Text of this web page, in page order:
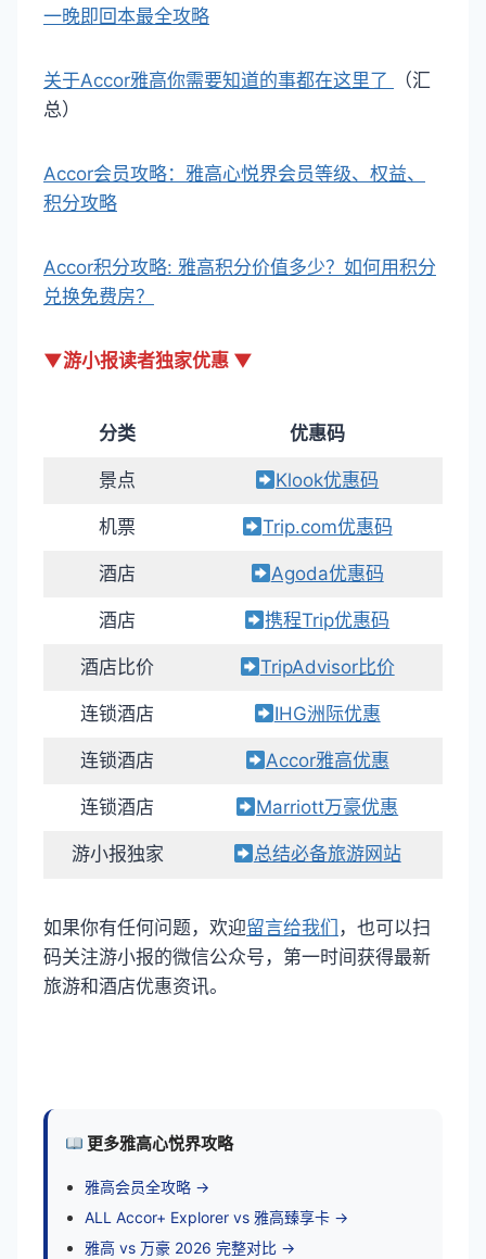
一晚即回本最全攻略
关于Accor雅高你需要知道的事都在这里了
（汇
总）
Accor会员攻略：雅高心悦界会员等级、权益、
积分攻略
Accor积分攻略: 雅高积分价值多少？如何用积分
兑换免费房？
▼游小报读者独家优惠 ▼
分类 优惠码
景点 Klook优惠码
机票 Trip.com优惠码
酒店 Agoda优惠码
酒店 携程Trip优惠码
酒店比价 TripAdvisor比价
连锁酒店 IHG洲际优惠
连锁酒店 Accor雅高优惠
连锁酒店 Marriott万豪优惠
游小报独家 总结必备旅游网站
如果你有任何问题，欢迎留言给我们 ，也可以扫
码关注游小报的微信公众号，第一时间获得最新
旅游和酒店优惠资讯。
更多雅高心悦界攻略
雅高会员全攻略 →
ALL Accor+ Explorer vs 雅高臻享卡 →
雅高 vs 万豪 2026 完整对比 →